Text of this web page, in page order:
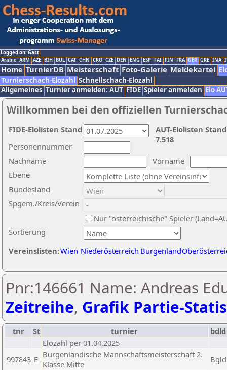
Logged on: Gast
Arabic ARM AZE BIH BUL CAT CHN CRO CZE DEN ENG ESP FAI FIN FRA GER GRE INA
Home TurnierDB Meisterschaft Foto-Galerie Meldekartei
Turnierschach-Elozahl Schnellschach-Elozahl
Allgemeines Turnier anmelden: AUT FIDE Spieler anmelden Elo
Willkommen bei den offiziellen
Nachname
Vorname
Ebene
Sortierung
Personennummer
Bundesland
Spgem./Kreis/Verein
Nur "österreichische" Spieler
Vereinslisten:Wien Niederösterreich Burgenland
AUT-Elolisten
7.518
FIDE-Elolisten Stand
Pnr:146661 Name: Andreas
Zeitreihe, Grafik Partie-
tnr St turnier
bdld
Elozahl per 01.04.2025
997843 E Burgenländische Mannschaftsmeisterschaft 2.
Klasse Mitte
Bgld